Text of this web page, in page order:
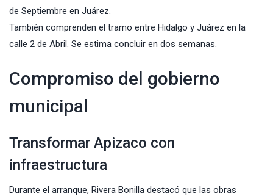
de Septiembre en Juárez.
También comprenden el tramo entre Hidalgo y Juárez en la
calle 2 de Abril. Se estima concluir en dos semanas.
Compromiso del gobierno
municipal
Transformar Apizaco con
infraestructura
Durante el arranque, Rivera Bonilla destacó que las obras